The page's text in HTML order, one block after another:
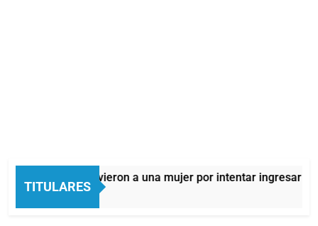
TITULARES
Quilmes: detuvieron a una mujer por intentar ingresar
6 Horas Atrás